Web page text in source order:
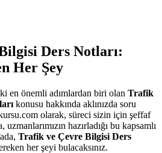
Ders Notları:
Her Şey
en önemli adımlardan biri olan Trafik
konusu hakkında aklınızda soru
olarak, süreci sizin için şeffaf
uzmanlarımızın hazırladığı bu kapsamlı
Trafik ve Çevre Bilgisi Ders
her şeyi bulacaksınız.